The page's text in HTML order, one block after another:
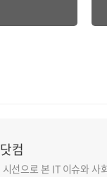
컴
선으로 본 IT 이슈와 사